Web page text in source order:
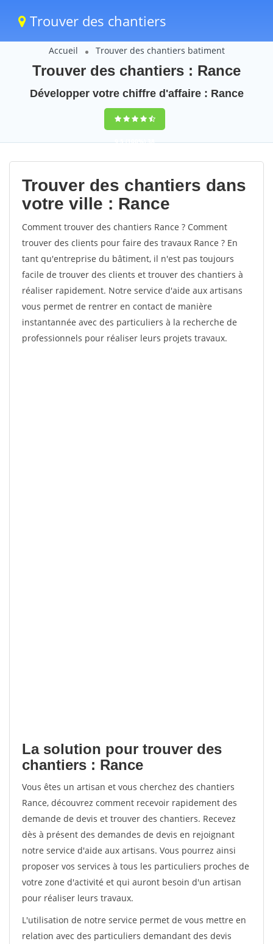
Trouver des chantiers
Accueil Trouver des chantiers batiment
Trouver des chantiers : Rance
Développer votre chiffre d'affaire : Rance
9,5(100%)38
votes
Trouver des chantiers dans
votre ville : Rance
Comment trouver des chantiers Rance ? Comment
trouver des clients pour faire des travaux Rance ? En
tant qu'entreprise du bâtiment, il n'est pas toujours
facile de trouver des clients et trouver des chantiers à
réaliser rapidement. Notre service d'aide aux artisans
vous permet de rentrer en contact de manière
instantannée avec des particuliers à la recherche de
professionnels pour réaliser leurs projets travaux.
La solution pour trouver des
chantiers : Rance
Vous êtes un artisan et vous cherchez des chantiers
Rance, découvrez comment recevoir rapidement des
demande de devis et trouver des chantiers. Recevez
dès à présent des demandes de devis en rejoignant
notre service d'aide aux artisans. Vous pourrez ainsi
proposer vos services à tous les particuliers proches de
votre zone d'activité et qui auront besoin d'un artisan
pour réaliser leurs travaux.
L'utilisation de notre service permet de vous mettre en
relation avec des particuliers demandant des devis